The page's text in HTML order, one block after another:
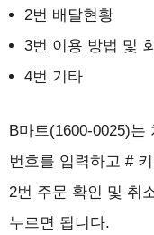
2번 배달현황
3번 이용 방법 및
4번 기타
B마트(1600-0025)
번호를 입력하고 #
2번 주문 확인 및 취
누르면 됩니다.